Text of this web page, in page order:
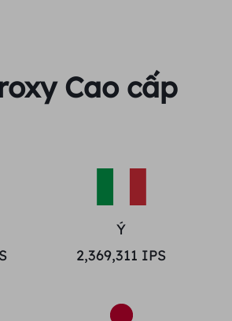
Cao cấp
Ý
2,369,311 IPS